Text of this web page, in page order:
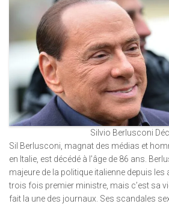
Silvio Berlusconi
Sil Berlusconi, magnat des médias et
en Italie, est décédé à l’âge de 86 ans.
majeure de la politique italienne depuis les
trois fois premier ministre, mais c’est sa
fait la une des journaux. Ses scandales